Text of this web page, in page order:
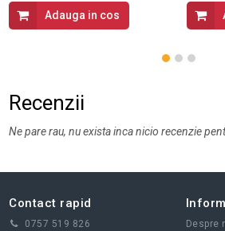
Adauga in cos
Recenzii
Ne pare rau, nu exista inca nicio recenzie
Contact rapid
0757 519 826
Despre